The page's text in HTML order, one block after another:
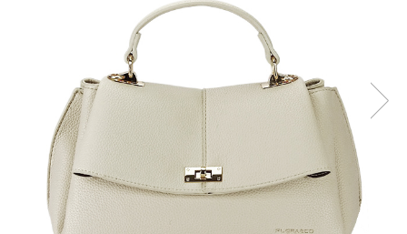
Incaltamine primavara-vara piele
Blugi si pantaloni
Pulovere si cardigane
Rochii
Salopete
Incaltaminte toamna-iarna piele